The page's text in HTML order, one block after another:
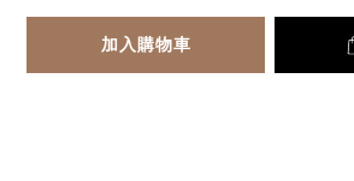
加入購物車